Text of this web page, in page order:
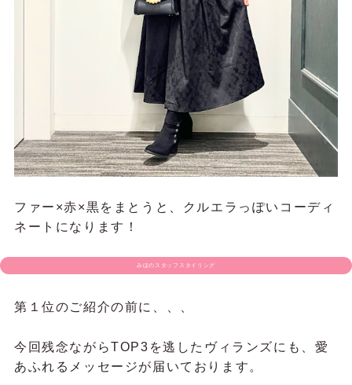
ファー×赤×黒をまとうと、クルエラっぽいコーディ
ネートになります！
みほのスタッフスタイリング
第１位のご紹介の前に、、、
今回残念ながらTOP3を逃したヴィランズにも、愛
あふれるメッセージが届いております。